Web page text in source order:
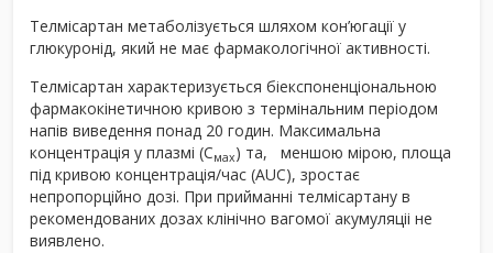
Телмісартан метаболізується шляхом кон’югації у
глюкуронід, який не має фармакологічної активності.
Телмісартан характеризується біекспоненціональною
фармакокінетичною кривою з термінальним періодом
напів виведення понад 20 годин. Максимальна
концентрація у плазмі (Смах) та, меншою мірою, площа
під кривою концентрація/час (АUС), зростає
непропорційно дозі. При прийманні телмісартану в
рекомендованих дозах клінічно вагомої акумуляціі не
виявлено.